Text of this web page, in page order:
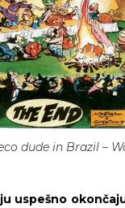
dude in Brazil –
uspešno